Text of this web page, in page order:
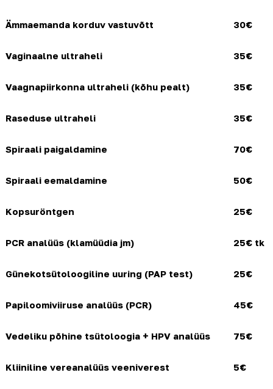
Ämmaemanda korduv vastuvõtt 30€
Vaginaalne ultraheli 35€
Vaagnapiirkonna ultraheli (kõhu pealt) 35€
Raseduse ultraheli 35€
Spiraali paigaldamine 70€
Spiraali eemaldamine 50€
Kopsuröntgen 25€
PCR analüüs (klamüüdia jm) 25€ tk
Günekotsütoloogiline uuring (PAP test) 25€
Papiloomiviiruse analüüs (PCR) 45€
Vedeliku põhine tsütoloogia + HPV analüüs 75€
Kliiniline vereanalüüs veeniverest 5€